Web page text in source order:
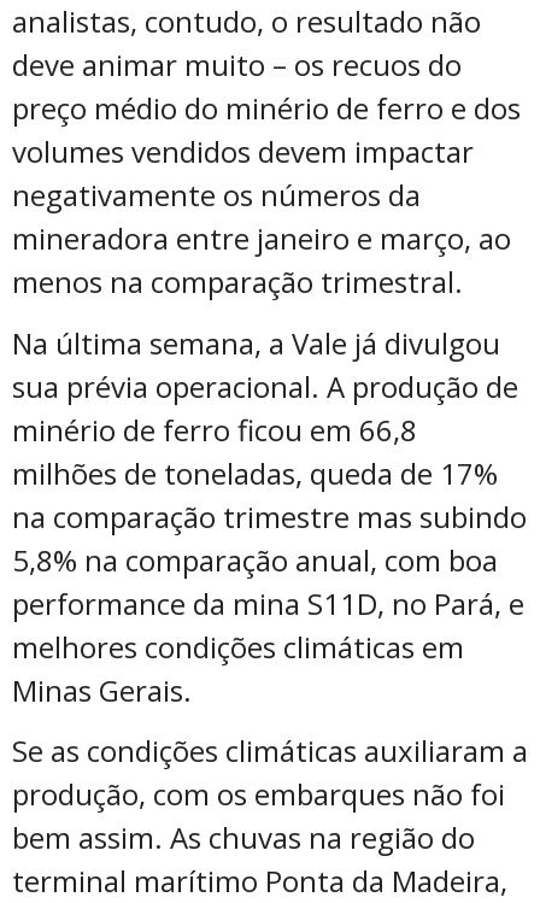
analistas, contudo, o resultado não
deve animar muito – os recuos do
preço médio do minério de ferro e dos
volumes vendidos devem impactar
negativamente os números da
mineradora entre janeiro e março, ao
menos na comparação trimestral.
Na última semana, a Vale já divulgou
sua prévia operacional. A produção de
minério de ferro ficou em 66,8
milhões de toneladas, queda de 17%
na comparação trimestre mas subindo
5,8% na comparação anual, com boa
performance da mina S11D, no Pará, e
melhores condições climáticas em
Minas Gerais.
Se as condições climáticas auxiliaram a
produção, com os embarques não foi
bem assim. As chuvas na região do
terminal marítimo Ponta da Madeira,